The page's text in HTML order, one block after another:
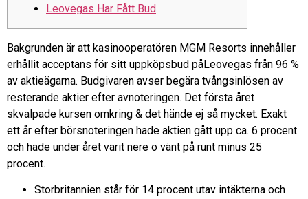
Leovegas Har Fått Bud
Bakgrunden är att kasinooperatören MGM Resorts innehåller
erhållit acceptans för sitt uppköpsbud påLeovegas från 96 %
av aktieägarna. Budgivaren avser begära tvångsinlösen av
resterande aktier efter avnoteringen. Det första året
skvalpade kursen omkring & det hände ej så mycket. Exakt
ett år efter börsnoteringen hade aktien gått upp ca. 6 procent
och hade under året varit nere o vänt på runt minus 25
procent.
Storbritannien står för 14 procent utav intäkterna och